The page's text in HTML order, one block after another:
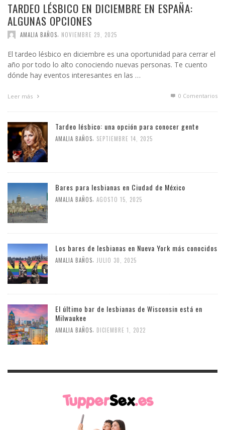
TARDEO LÉSBICO EN DICIEMBRE EN ESPAÑA:
ALGUNAS OPCIONES
AMALIA BAÑOS, NOVIEMBRE 29, 2025
El tardeo lésbico en diciembre es una oportunidad para cerrar el
año por todo lo alto conociendo nuevas personas. Te cuento
dónde hay eventos interesantes en las …
Leer más 0 Comentarios
Tardeo lésbico: una opción para conocer gente
AMALIA BAÑOS, SEPTIEMBRE 14, 2025
Bares para lesbianas en Ciudad de México
AMALIA BAÑOS, AGOSTO 15, 2025
Los bares de lesbianas en Nueva York más conocidos
AMALIA BAÑOS, JULIO 30, 2025
El último bar de lesbianas de Wisconsin está en
Milwaukee
AMALIA BAÑOS, DICIEMBRE 1, 2022